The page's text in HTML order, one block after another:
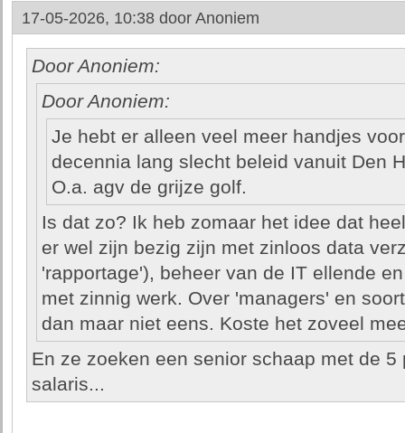
17-05-2026, 10:38 door Anoniem
Door Anoniem:
Door Anoniem:
Je hebt er alleen veel meer handjes
decennia lang slecht beleid vanuit Den
O.a. agv de grijze golf.
Is dat zo? Ik heb zomaar het idee dat
er wel zijn bezig zijn met zinloos data
'rapportage'), beheer van de IT ellende
met zinnig werk. Over 'managers' en
dan maar niet eens. Koste het zoveel
En ze zoeken een senior schaap met de 5
salaris...